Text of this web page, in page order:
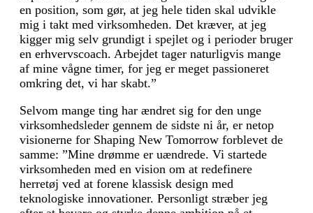
en position, som gør, at jeg hele tiden skal udvikle
mig i takt med virksomheden. Det kræver, at jeg
kigger mig selv grundigt i spejlet og i perioder bruger
en erhvervscoach. Arbejdet tager naturligvis mange
af mine vågne timer, for jeg er meget passioneret
omkring det, vi har skabt.”
Selvom mange ting har ændret sig for den unge
virksomhedsleder gennem de sidste ni år, er netop
visionerne for Shaping New Tomorrow forblevet de
samme: ”Mine drømme er uændrede. Vi startede
virksomheden med en vision om at redefinere
herretøj ved at forene klassisk design med
teknologiske innovationer. Personligt stræber jeg